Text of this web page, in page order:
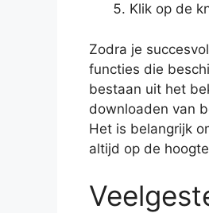
Klik op de
Zodra je
functies die
bestaan uit het
downloaden van
Het is belangrijk
altijd op de